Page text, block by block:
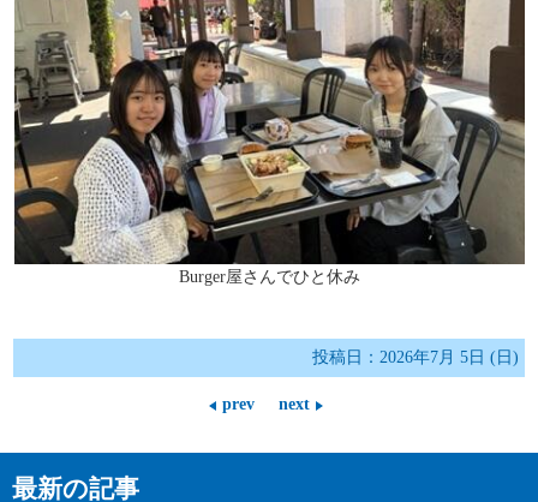
Burger屋さんでひと休み
投稿日：2026年7月 5日 (日)
prev next
最新の記事